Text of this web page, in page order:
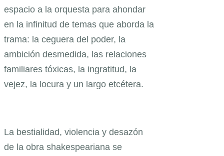
espacio a la orquesta para ahondar
en la infinitud de temas que aborda la
trama: la ceguera del poder, la
ambición desmedida, las relaciones
familiares tóxicas, la ingratitud, la
vejez, la locura y un largo etcétera.
La bestialidad, violencia y desazón
de la obra shakespeariana se